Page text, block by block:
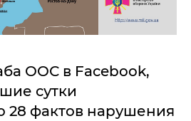
ООС в Facebook,
сутки
28 фактов нарушения